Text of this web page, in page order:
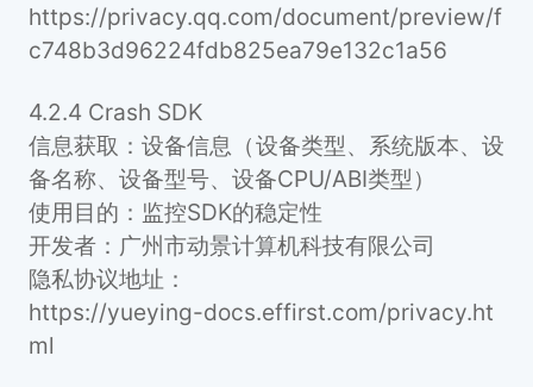
https://privacy.qq.com/document/preview/f
c748b3d96224fdb825ea79e132c1a56
4.2.4 Crash SDK
信息获取：设备信息（设备类型、系统版本、设
备名称、设备型号、设备CPU/ABI类型）
使用目的：监控SDK的稳定性
开发者：广州市动景计算机科技有限公司
隐私协议地址：
https://yueying-docs.effirst.com/privacy.ht
ml